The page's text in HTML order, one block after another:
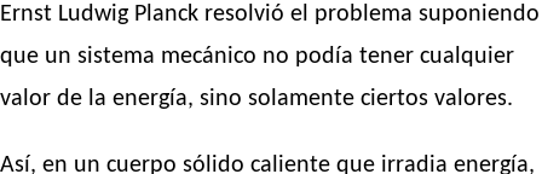
Ernst Ludwig Planck resolvió el problema suponiendo
que un sistema mecánico no podía tener cualquier
valor de la energía, sino solamente ciertos valores.
Así, en un cuerpo sólido caliente que irradia energía,